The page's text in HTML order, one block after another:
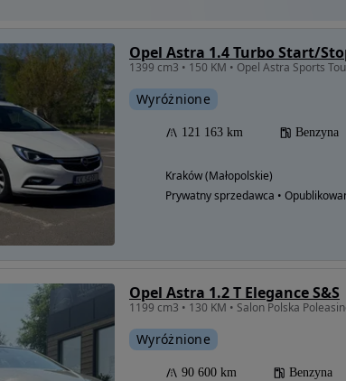
Opel Astra 1.4 Turbo Start/
1399 cm3 • 150 KM • Opel Astra Sports
Wyróżnione
121 163 km Benzyna
Kraków (Małopolskie)
Prywatny sprzedawca •
Opel Astra 1.2 T Elegance S&S
Wyróżnione
90 600 km Benzyna